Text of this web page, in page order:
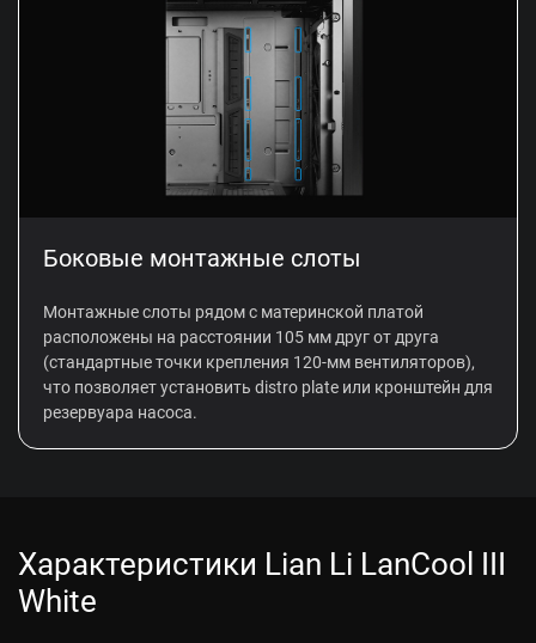
Боковые монтажные слоты
Монтажные слоты рядом с материнской платой
расположены на расстоянии 105 мм друг от друга
(стандартные точки крепления 120-мм вентиляторов),
что позволяет установить distro plate или кронштейн для
резервуара насоса.
Характеристики Lian Li LanCool III
White